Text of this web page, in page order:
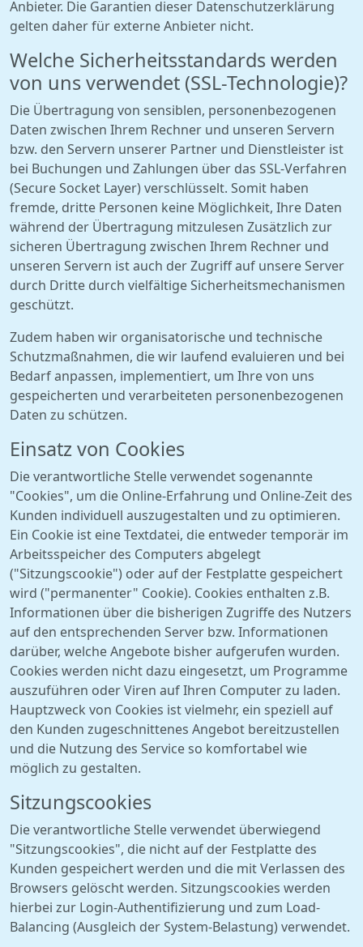
Anbieter. Die Garantien dieser Datenschutzerklärung
gelten daher für externe Anbieter nicht.
Welche Sicherheitsstandards werden
von uns verwendet (SSL-Technologie)?
Die Übertragung von sensiblen, personenbezogenen
Daten zwischen Ihrem Rechner und unseren Servern
bzw. den Servern unserer Partner und Dienstleister ist
bei Buchungen und Zahlungen über das SSL-Verfahren
(Secure Socket Layer) verschlüsselt. Somit haben
fremde, dritte Personen keine Möglichkeit, Ihre Daten
während der Übertragung mitzulesen Zusätzlich zur
sicheren Übertragung zwischen Ihrem Rechner und
unseren Servern ist auch der Zugriff auf unsere Server
durch Dritte durch vielfältige Sicherheitsmechanismen
geschützt.
Zudem haben wir organisatorische und technische
Schutzmaßnahmen, die wir laufend evaluieren und bei
Bedarf anpassen, implementiert, um Ihre von uns
gespeicherten und verarbeiteten personenbezogenen
Daten zu schützen.
Einsatz von Cookies
Die verantwortliche Stelle verwendet sogenannte
"Cookies", um die Online-Erfahrung und Online-Zeit des
Kunden individuell auszugestalten und zu optimieren.
Ein Cookie ist eine Textdatei, die entweder temporär im
Arbeitsspeicher des Computers abgelegt
("Sitzungscookie") oder auf der Festplatte gespeichert
wird ("permanenter" Cookie). Cookies enthalten z.B.
Informationen über die bisherigen Zugriffe des Nutzers
auf den entsprechenden Server bzw. Informationen
darüber, welche Angebote bisher aufgerufen wurden.
Cookies werden nicht dazu eingesetzt, um Programme
auszuführen oder Viren auf Ihren Computer zu laden.
Hauptzweck von Cookies ist vielmehr, ein speziell auf
den Kunden zugeschnittenes Angebot bereitzustellen
und die Nutzung des Service so komfortabel wie
möglich zu gestalten.
Sitzungscookies
Die verantwortliche Stelle verwendet überwiegend
"Sitzungscookies", die nicht auf der Festplatte des
Kunden gespeichert werden und die mit Verlassen des
Browsers gelöscht werden. Sitzungscookies werden
hierbei zur Login-Authentifizierung und zum Load-
Balancing (Ausgleich der System-Belastung) verwendet.